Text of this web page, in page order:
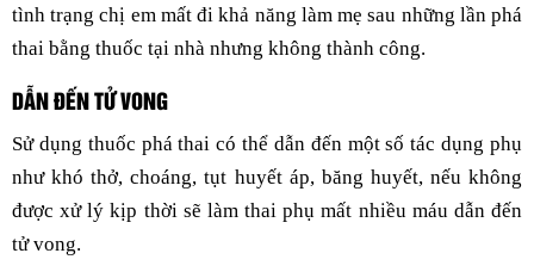
tình trạng chị em mất đi khả năng làm mẹ sau những lần phá
thai bằng thuốc tại nhà nhưng không thành công.
DẪN ĐẾN TỬ VONG
Sử dụng thuốc phá thai có thể dẫn đến một số tác dụng phụ
như khó thở, choáng, tụt huyết áp, băng huyết, nếu không
được xử lý kịp thời sẽ làm thai phụ mất nhiều máu dẫn đến
tử vong.